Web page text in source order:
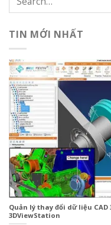
TIN MỚI NHẤT
Quản lý thay đổi dữ liệu
3DViewStation